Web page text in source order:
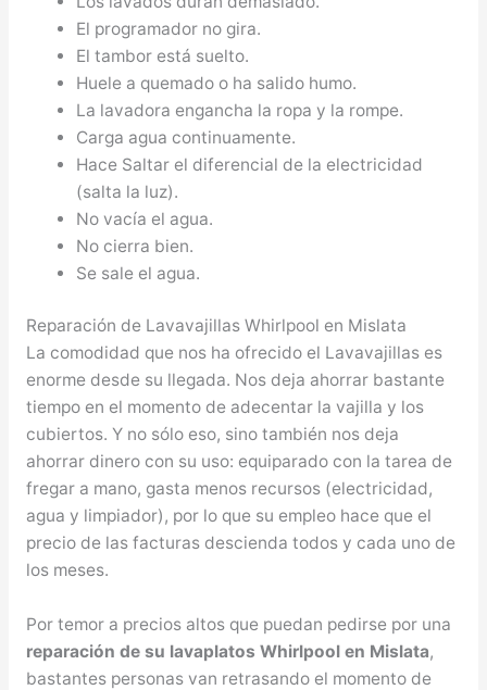
El programador no gira.
El tambor está suelto.
Huele a quemado o ha salido humo.
La lavadora engancha la ropa y la rompe.
Carga agua continuamente.
Hace Saltar el diferencial de la electricidad
(salta la luz).
No vacía el agua.
No cierra bien.
Se sale el agua.
Reparación de Lavavajillas Whirlpool en Mislata
La comodidad que nos ha ofrecido el Lavavajillas es
enorme desde su llegada. Nos deja ahorrar bastante
tiempo en el momento de adecentar la vajilla y los
cubiertos. Y no sólo eso, sino también nos deja
ahorrar dinero con su uso: equiparado con la tarea de
fregar a mano, gasta menos recursos (electricidad,
agua y limpiador), por lo que su empleo hace que el
precio de las facturas descienda todos y cada uno de
los meses.
Por temor a precios altos que puedan pedirse por una
reparación de su lavaplatos Whirlpool en Mislata,
bastantes personas van retrasando el momento de